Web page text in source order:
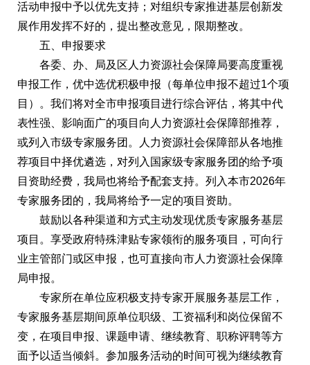
活动申报中予以优先支持；对组织专家推进基层创新发
展作用发挥不好的，提出整改意见，限期整改。
五、申报要求
各委、办、局及区人力资源社会保障局要高度重视
申报工作，优中选优积极申报（每单位申报不超过1个项
目）。我们将对全市申报项目进行综合评估，将其中代
表性强、影响面广的项目向人力资源社会保障部推荐，
或列入市级专家服务团。人力资源社会保障部从各地推
荐项目中择优遴选，对列入国家级专家服务团的给予项
目资助经费，我局也将给予配套支持。列入本市2026年
专家服务团的，我局将给予一定的项目资助。
鼓励以各种渠道和方式主动发现优质专家服务基层
项目。享受政府特殊津贴专家领衔的服务项目，可向行
业主管部门或区申报，也可直接向市人力资源社会保障
局申报。
专家所在单位应积极支持专家开展服务基层工作，
专家服务基层期间原单位职级、工资福利和岗位保留不
变，在项目申报、课题申请、继续教育、职称评聘等方
面予以适当倾斜。参加服务活动的时间可视为继续教育